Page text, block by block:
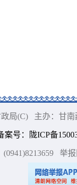
政局(C) 主办：甘
案号 ： 陇ICP备
举报